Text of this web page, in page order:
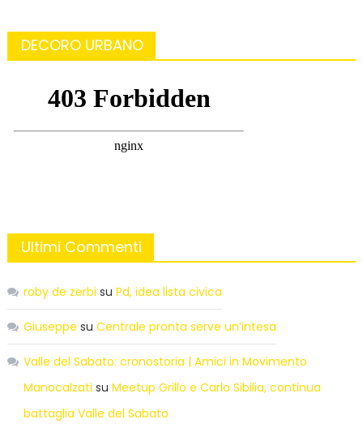
DECORO URBANO
Ultimi Commenti
roby de zerbi su Pd, idea lista civica
Giuseppe su Centrale pronta serve un’intesa
Valle del Sabato: cronostoria | Amici in Movimento
Manocalzati su Meetup Grillo e Carlo Sibilia, continua
battaglia Valle del Sabato